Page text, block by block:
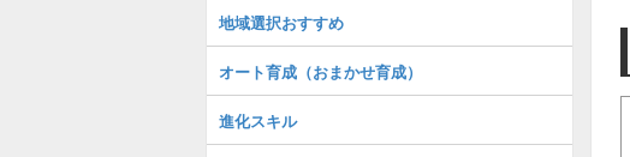
地域選択おすすめ
オート育成（おまかせ育成）
進化スキル